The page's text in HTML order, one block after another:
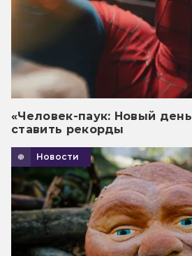
«Человек-паук: Новый
ставить рекорды
Новости